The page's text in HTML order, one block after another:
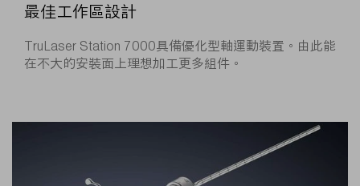
最佳工作區設計
TruLaser Station 7000具備優化型軸運動裝置。由此能
在不大的安裝面上理想加工更多組件。